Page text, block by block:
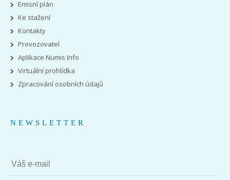
Emisní plán
Ke stažení
Kontakty
Provozovatel
Aplikace Numis Info
Virtuální prohlídka
Zpracování osobních údajů
NEWSLETTER